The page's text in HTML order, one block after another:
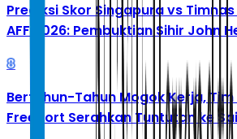
Prediksi Skor Singapura vs
AFF 2026: Pembuktian Sihir John
8
Bertahun-Tahun Mogok Kerja, Tim
Freeport Serahkan Tuntutan ke